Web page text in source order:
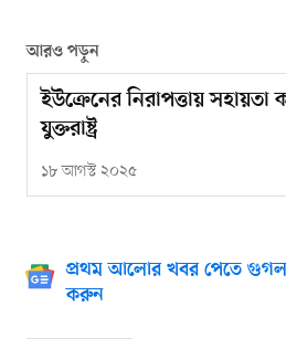
আরও পড়ুন
ইউক্রেনের নিরাপত্তায় সহায়তা
যুক্তরাষ্ট্র
১৮ আগস্ট ২০২৫
প্রথম আলোর খবর পেতে
করুন